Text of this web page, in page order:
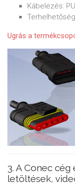
Kábelezés:
Ugrás a
3. A Conec
letöltések,